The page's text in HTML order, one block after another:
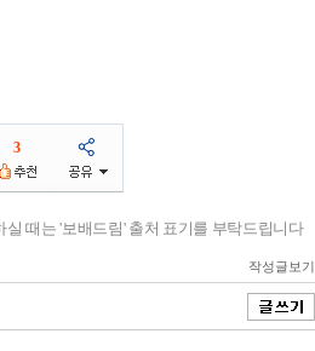
3
때는 '보배드림' 출처 표기를 부탁드립니다
작성글보기